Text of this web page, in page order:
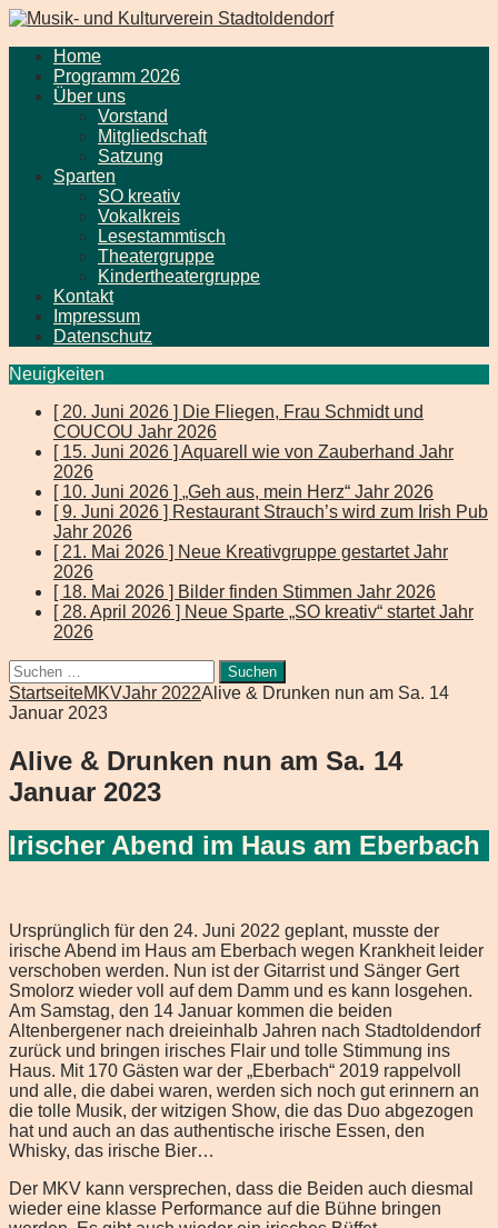
Home
Programm 2026
Über uns
Vorstand
Mitgliedschaft
Satzung
Sparten
SO kreativ
Vokalkreis
Lesestammtisch
Theatergruppe
Kindertheatergruppe
Kontakt
Impressum
Datenschutz
Neuigkeiten
[ 20. Juni 2026 ] Die Fliegen, Frau Schmidt und
COUCOU Jahr 2026
[ 15. Juni 2026 ] Aquarell wie von Zauberhand Jahr
2026
[ 10. Juni 2026 ] „Geh aus, mein Herz“ Jahr 2026
[ 9. Juni 2026 ] Restaurant Strauch’s wird zum Irish Pub
Jahr 2026
[ 21. Mai 2026 ] Neue Kreativgruppe gestartetJahr
2026
[ 18. Mai 2026 ] Bilder finden Stimmen Jahr 2026
[ 28. April 2026 ] Neue Sparte „SO kreativ“ startetJahr
2026
Suchen
nach:
StartseiteMKVJahr 2022Alive & Drunken nun am Sa. 14
Januar 2023
Alive & Drunken nun am Sa. 14
Januar 2023
Irischer Abend im Haus am Eberbach
Ursprünglich für den 24. Juni 2022 geplant, musste der
irische Abend im Haus am Eberbach wegen Krankheit leider
verschoben werden. Nun ist der Gitarrist und Sänger Gert
Smolorz wieder voll auf dem Damm und es kann losgehen.
Am Samstag, den 14 Januar kommen die beiden
Altenbergener nach dreieinhalb Jahren nach Stadtoldendorf
zurück und bringen irisches Flair und tolle Stimmung ins
Haus. Mit 170 Gästen war der „Eberbach“ 2019 rappelvoll
und alle, die dabei waren, werden sich noch gut erinnern an
die tolle Musik, der witzigen Show, die das Duo abgezogen
hat und auch an das authentische irische Essen, den
Whisky, das irische Bier…
Der MKV kann versprechen, dass die Beiden auch diesmal
wieder eine klasse Performance auf die Bühne bringen